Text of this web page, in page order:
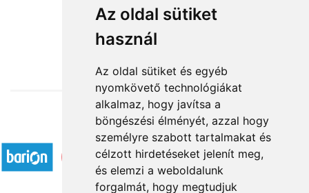
Az oldal sütiket
használ
Az oldal sütiket és egyéb
nyomkövető technológiákat
alkalmaz, hogy javítsa a
böngészési élményét, azzal hogy
személyre szabott tartalmakat és
célzott hirdetéseket jelenít meg,
és elemzi a weboldalunk
forgalmát, hogy megtudjuk
Szíves virágeső
14 400 Ft-tól
Elfogadott fizetési módok